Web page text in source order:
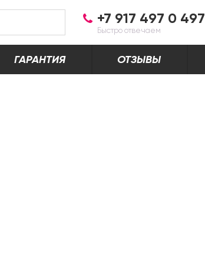
+7 917 497 0 497
Быстро отвечаем
ГАРАНТИЯ ОТЗЫВЫ